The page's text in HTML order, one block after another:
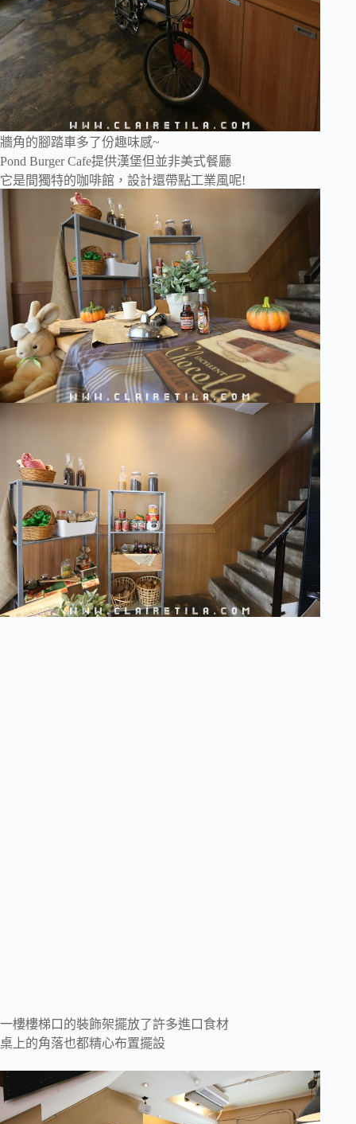
牆角的腳踏車多了份趣味感~
Pond Burger Cafe提供漢堡但並非美式餐廳
它是間獨特的咖啡館，設計還帶點工業風呢!
一樓樓梯口的裝飾架擺放了許多進口食材
桌上的角落也都精心布置擺設